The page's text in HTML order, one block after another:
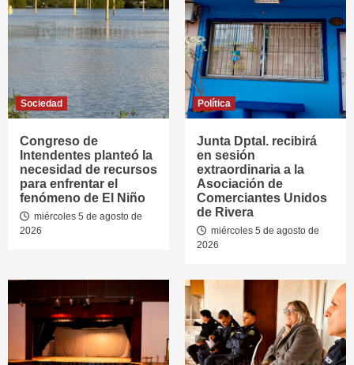
Sociedad
Congreso de
Intendentes planteó la
necesidad de recursos
para enfrentar el
fenómeno de El Niño
miércoles 5 de agosto de
2026
Política
Junta Dptal. recibirá
en sesión
extraordinaria a la
Asociación de
Comerciantes Unidos
de Rivera
miércoles 5 de agosto de
2026